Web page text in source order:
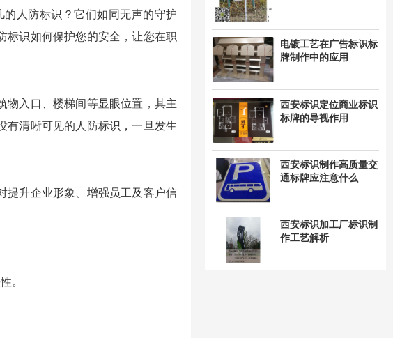
电镀工艺在广告标识标
牌制作中的应用
西安标识定位商业标识
标牌的导视作用
西安标识制作高质量交
通标牌应注意什么
西安标识加工厂标识制
作工艺解析
人防标识？它们如同无声的守护
标识如何保护您的安全，让您在职
物入口、楼梯间等显眼位置，其主
有清晰可见的人防标识，一旦发生
提升企业形象、增强员工及客户信
。